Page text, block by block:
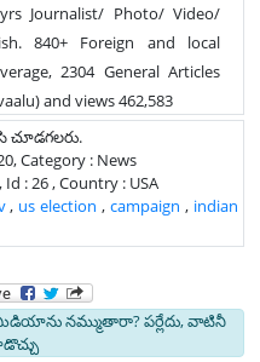
Journalist/ Photo/ Video/
840+ Foreign and local
2304 General Articles
and views 462,583
Category : News
, Id : 26 , Country : USA
, us election ,campaign , indian
నమ్ముతారా? పర్లేదు, వాటినీ